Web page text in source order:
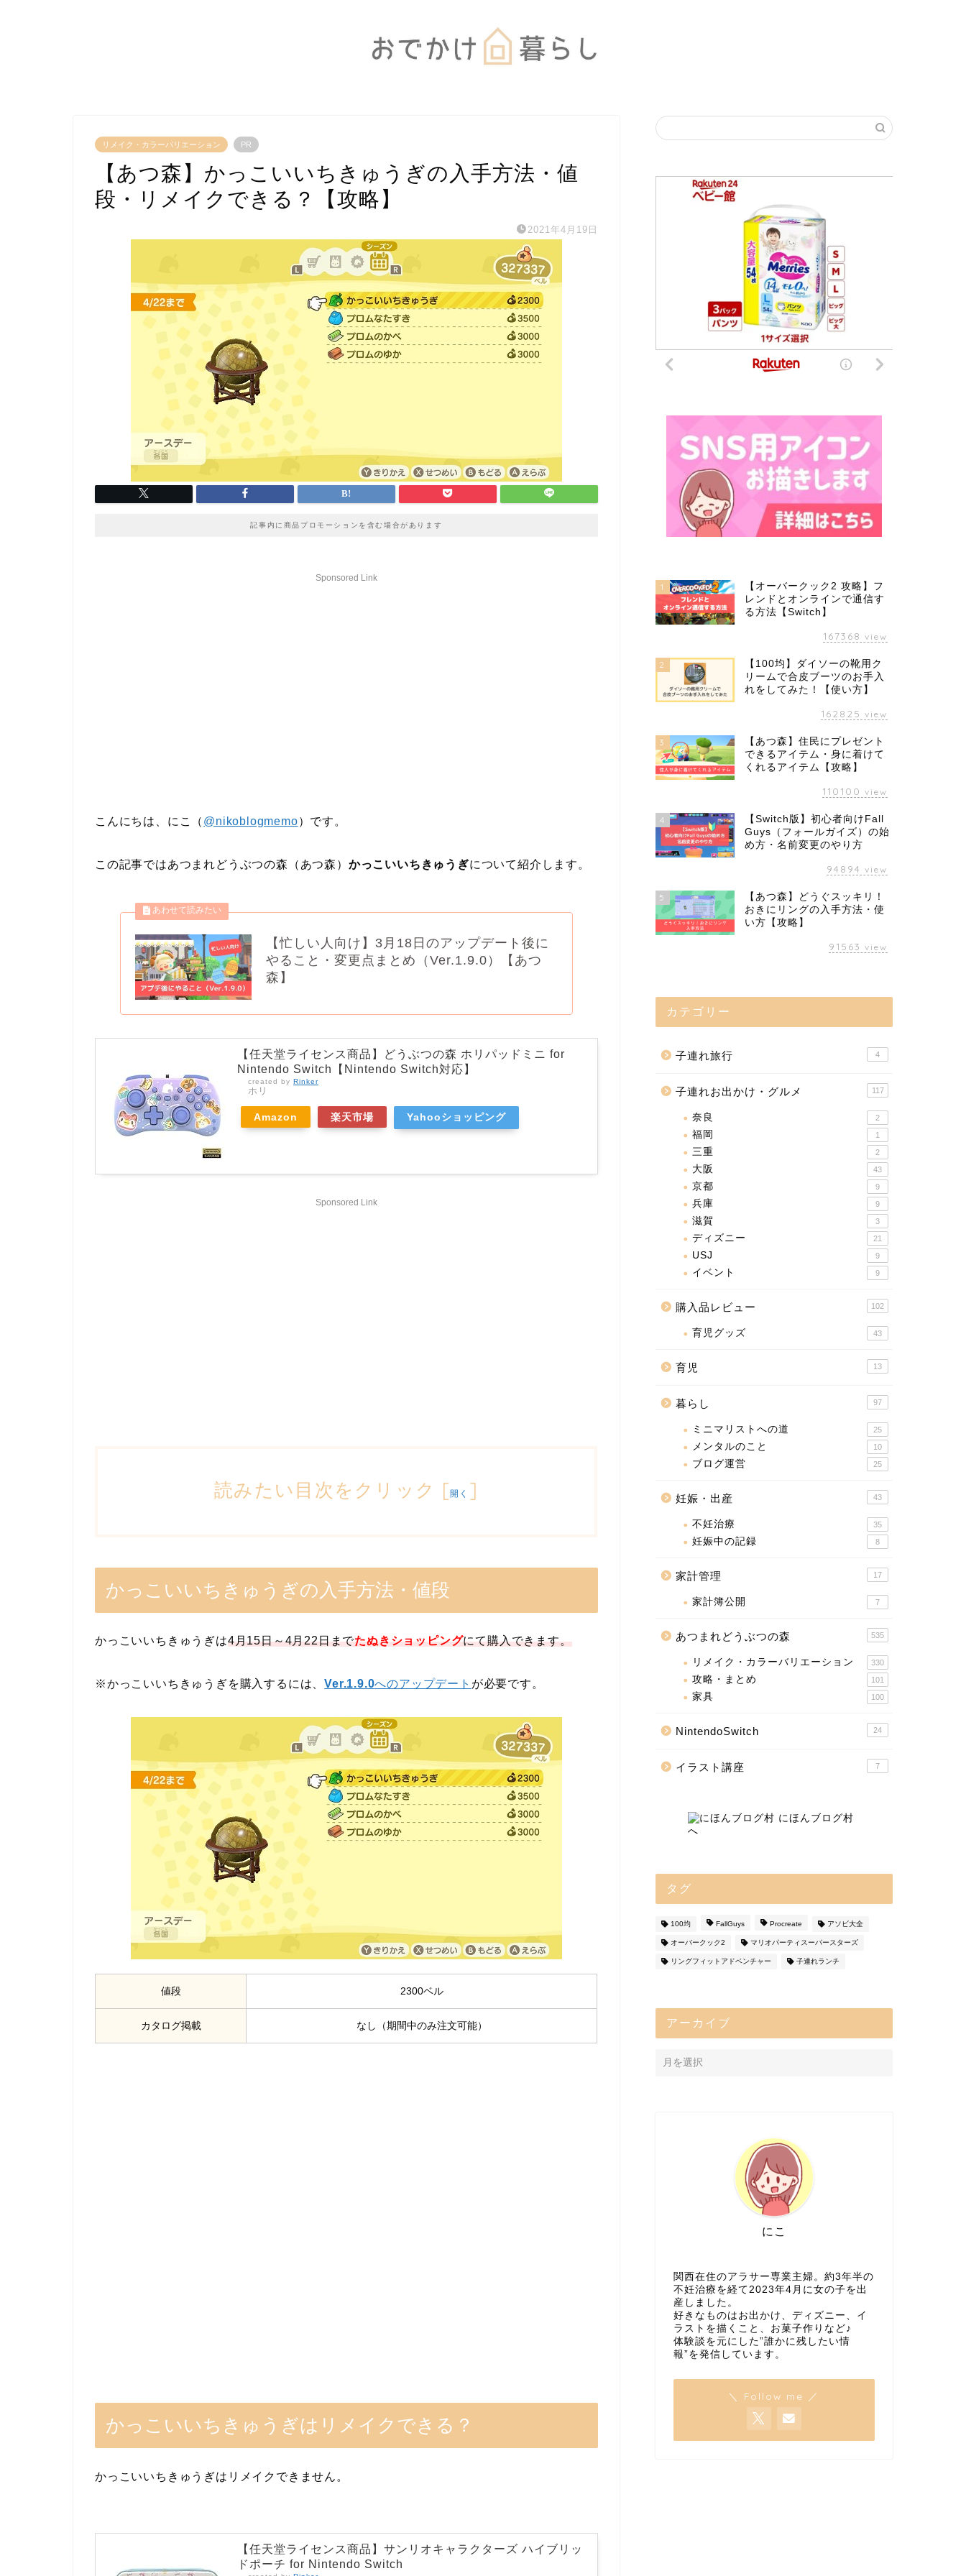
リメイク・カラーバリエーション PR
【あつ森】かっこいいちきゅうぎの入手方法・値
段・リメイクできる？【攻略】
2021年4月19日
記事内に商品プロモーションを含む場合があります
Sponsored Link
こんにちは、にこ（ @nikoblogmemo）です。
この記事ではあつまれどうぶつの森（あつ森） かっこいいちきゅうぎについて紹介します。
【忙しい人向け】3月18日のアップデート後に
やること・変更点まとめ（Ver.1.9.0）【あつ
森】
【任天堂ライセンス商品】どうぶつの森 ホリパッドミニ for
Nintendo Switch【Nintendo Switch対応】
created by Rinker
ホリ
Amazon 楽天市場 Yahooショッピング
Sponsored Link
読みたい目次をクリック [開く ]
かっこいいちきゅうぎの入手方法・値段
かっこいいちきゅうぎは4月15日～4月22日までたぬきショッピングにて購入できます。
※かっこいいちきゅうぎを購入するには、Ver.1.9.0へのアップデート が必要です。
値段 2300ベル
カタログ掲載 なし（期間中のみ注文可能）
かっこいいちきゅうぎはリメイクできる？
かっこいいちきゅうぎはリメイクできません。
【任天堂ライセンス商品】サンリオキャラクターズ ハイブリッ
ドポーチ for Nintendo Switch
1
【オーバークック2 攻略】フ
レンドとオンラインで通信す
る方法【Switch】
167368 view
2
【100均】ダイソーの靴用ク
リームで合皮ブーツのお手入
れをしてみた！【使い方】
162825 view
3
【あつ森】住民にプレゼント
できるアイテム・身に着けて
くれるアイテム【攻略】
110100 view
4
【Switch版】初心者向けFall
Guys（フォールガイズ）の始
め方・名前変更のやり方
94894 view
5
【あつ森】どうぐスッキリ！
おきにリングの入手方法・使
い方【攻略】
91563 view
カテゴリー
子連れ旅行 4
子連れお出かけ・グルメ 117
奈良 2
福岡 1
三重 2
大阪 43
京都 9
兵庫 9
滋賀 3
ディズニー 21
USJ 9
イベント 9
購入品レビュー 102
育児グッズ 43
育児 13
暮らし 97
ミニマリストへの道 25
メンタルのこと 10
ブログ運営 25
妊娠・出産 43
不妊治療 35
妊娠中の記録 8
家計管理 17
家計簿公開 7
あつまれどうぶつの森 535
リメイク・カラーバリエーション 330
攻略・まとめ 101
家具 100
NintendoSwitch 24
イラスト講座 7
タグ
100均 FallGuys Procreate アソビ大全
オーバークック2 マリオパーティスーパースターズ
リングフィットアドベンチャー 子連れランチ
アーカイブ
にこ
関西在住のアラサー専業主婦。約3年半の
不妊治療を経て2023年4月に女の子を出
産しました。
好きなものはお出かけ、ディズニー、イ
ラストを描くこと、お菓子作りなど♪
体験談を元にした”誰かに残したい情
報”を発信しています。
＼ Follow me ／